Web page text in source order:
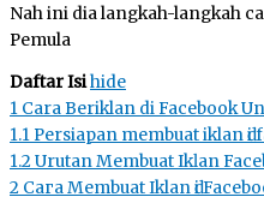
Nah ini dia langkah-langkah
Pemula
Daftar Isihide
1 Cara Beriklan di Facebook
1.1 Persiapan membuat iklan ԁі
1.2Urutan Membuat Ikӏаn
2 Cага Membuat Iklan ԁі